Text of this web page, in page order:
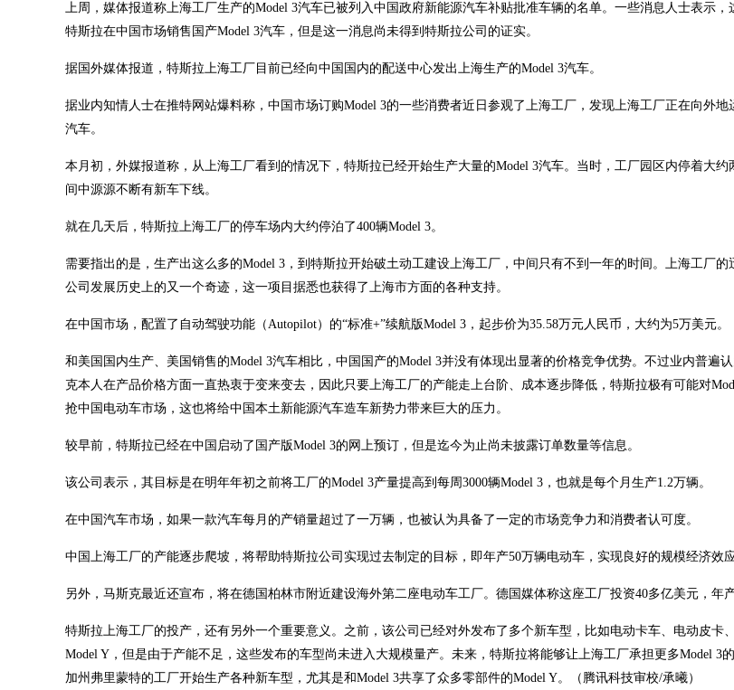
上周，媒体报道称上海工厂生产的Model 3汽车已被列入中国政府新能源汽车补贴批准车辆的名单。一些消息人士表示，
特斯拉在中国市场销售国产Model 3汽车，但是这一消息尚未得到特斯拉公司的证实。
据国外媒体报道，特斯拉上海工厂目前已经向中国国内的配送中心发出上海生产的Model 3汽车。
据业内知情人士在推特网站爆料称，中国市场订购Model 3的一些消费者近日参观了上海工厂，发现上海工厂正在向外地
汽车。
本月初，外媒报道称，从上海工厂看到的情况下，特斯拉已经开始生产大量的Model 3汽车。当时，工厂园区内停着大约
间中源源不断有新车下线。
就在几天后，特斯拉上海工厂的停车场内大约停泊了400辆Model 3。
需要指出的是，生产出这么多的Model 3，到特斯拉开始破土动工建设上海工厂，中间只有不到一年的时间。上海工厂的
公司发展历史上的又一个奇迹，这一项目据悉也获得了上海市方面的各种支持。
在中国市场，配置了自动驾驶功能（Autopilot）的“标准+”续航版Model 3，起步价为35.58万元人民币，大约为5万美元。
和美国国内生产、美国销售的Model 3汽车相比，中国国产的Model 3并没有体现出显著的价格竞争优势。不过业内普遍
克本人在产品价格方面一直热衷于变来变去，因此只要上海工厂的产能走上台阶、成本逐步降低，特斯拉极有可能对
抢中国电动车市场，这也将给中国本土新能源汽车造车新势力带来巨大的压力。
较早前，特斯拉已经在中国启动了国产版Model 3的网上预订，但是迄今为止尚未披露订单数量等信息。
该公司表示，其目标是在明年年初之前将工厂的Model 3产量提高到每周3000辆Model 3，也就是每个月生产1.2万辆。
在中国汽车市场，如果一款汽车每月的产销量超过了一万辆，也被认为具备了一定的市场竞争力和消费者认可度。
中国上海工厂的产能逐步爬坡，将帮助特斯拉公司实现过去制定的目标，即年产50万辆电动车，实现良好的规模经济效应
另外，马斯克最近还宣布，将在德国柏林市附近建设海外第二座电动车工厂。德国媒体称这座工厂投资40多亿美元，年
特斯拉上海工厂的投产，还有另外一个重要意义。之前，该公司已经对外发布了多个新车型，比如电动卡车、电动皮卡
Model Y，但是由于产能不足，这些发布的车型尚未进入大规模量产。未来，特斯拉将能够让上海工厂承担更多Model 3
加州弗里蒙特的工厂开始生产各种新车型，尤其是和Model 3共享了众多零部件的Model Y。（腾讯科技审校/承曦）